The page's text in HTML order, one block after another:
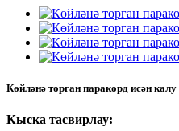
Көйләнә торган паракорд исән калу
Кыска тасвирлау: